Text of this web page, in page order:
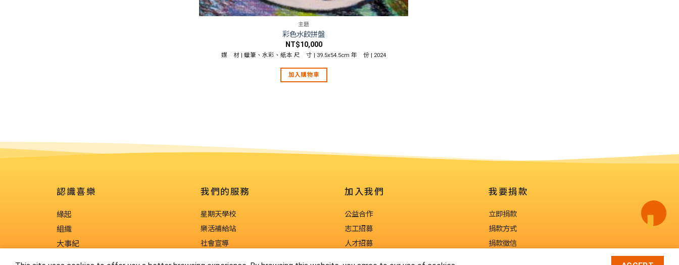
主題
彩色水餃拼盤
NT$10,000
媒 材 | 蠟筆、水彩、紙本 尺 寸 | 39.5x54.5cm 年 份 | 2024
加入購物車
認識喜樂
緣起
組織
大事紀
我們的服務
星期天學校
樂活補給站
社會宣導
加入我們
公益合作
志工招募
人才招募
我要捐款
立即捐款
捐款方式
捐款徵信